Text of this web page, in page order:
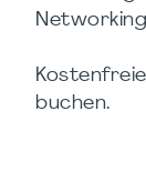
buchen.